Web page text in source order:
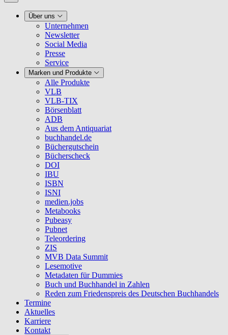
Über uns
Unternehmen
Newsletter
Social Media
Presse
Service
Marken und Produkte
Alle Produkte
VLB
VLB-TIX
Börsenblatt
ADB
Aus dem Antiquariat
buchhandel.de
Büchergutschein
Bücherscheck
DOI
IBU
ISBN
ISNI
medien.jobs
Metabooks
Pubeasy
Pubnet
Teleordering
ZIS
MVB Data Summit
Lesemotive
Metadaten für Dummies
Buch und Buchhandel in Zahlen
Reden zum Friedenspreis des Deutschen Buchhandels
Termine
Aktuelles
Karriere
Kontakt